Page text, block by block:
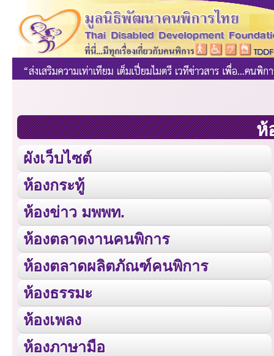
ห้
ผังเว็บไซต์
ห้องกระทู้
ห้องข่าว มพพท.
ห้องตลาดงานคนพิการ
ห้องตลาดผลิตภัณฑ์คนพิการ
ห้องธรรมะ
ห้องเพลง
ห้องภาษามือ